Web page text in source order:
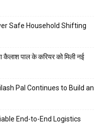
Safe Household Shifting
पाल के करियर को मिली नई
Pal Continues to Build an
End-to-End Logistics